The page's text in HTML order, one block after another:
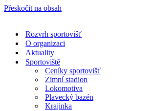
Přeskočit na obsah
Rozvrh sportovišť
O organizaci
Aktuality
Sportoviště
Ceníky sportovišť
Zimní stadion
Lokomotiva
Plavecký bazén
Krajinka